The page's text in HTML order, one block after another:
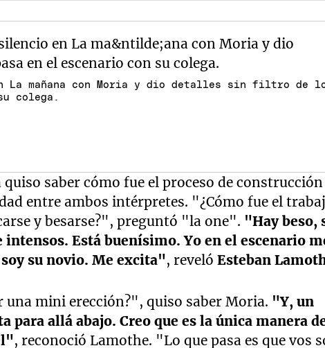
La mañana con Moria y dio detalles sin filtro de
colega.
saber cómo fue el proceso de construcción
entre ambos intérpretes. "¿Cómo fue el
y besarse?", preguntó "la one". "Hay beso,
Está buenísimo. Yo en el escenario
su novio. Me excita", revelóEsteban
una mini erección?", quiso saber Moria. "Y, un
para allá abajo. Creo que es la única manera
, reconoció Lamothe. "Lo que pasa es que vos